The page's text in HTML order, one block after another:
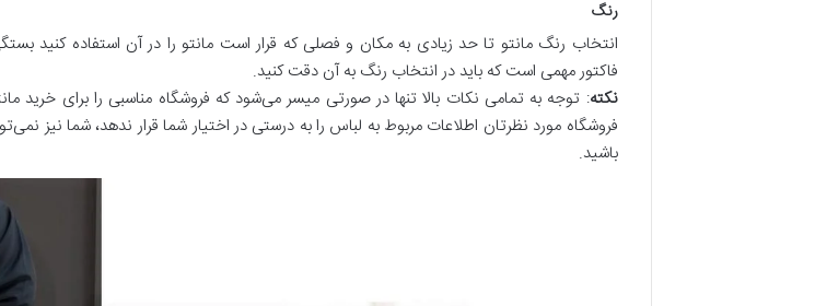
رنگ
انتخاب رنگ مانتو تا حد زیادی به مکان و فصلی که قرار است مانتو را در آن استفاده کنید
فاکتور مهمی است که باید در انتخاب رنگ به آن دقت کنید.
نکته: توجه به تمامی نکات بالا تنها در صورتی میسر می‌شود که فروشگاه مناسبی را برای خرید
فروشگاه مورد نظرتان اطلاعات مربوط به لباس را به درستی در اختیار شما قرار ندهد، شما نیز
باشید.